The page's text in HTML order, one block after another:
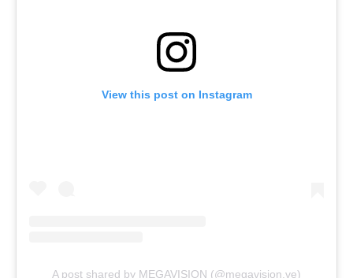
View this post on Instagram
A post shared by MEGAVISION (@megavision.ve)